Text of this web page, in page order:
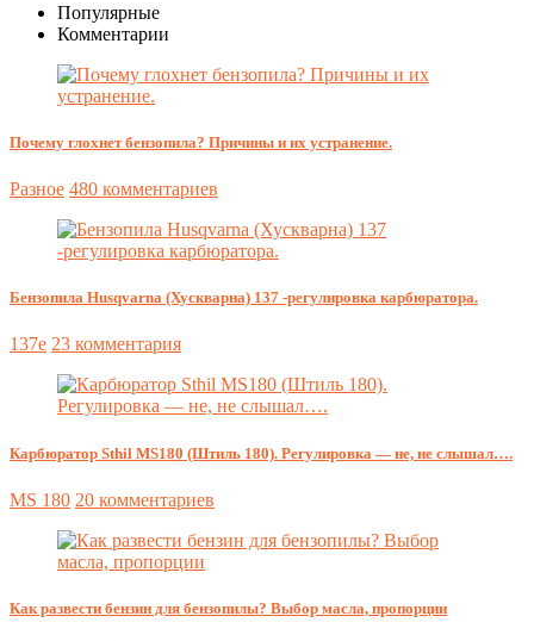
Популярные
Комментарии
Почему глохнет бензопила? Причины и их устранение.
Разное 480 комментариев
Бензопила Husqvarna (Хускварна) 137 -регулировка карбюратора.
137e 23 комментария
Карбюратор Sthil MS180 (Штиль 180). Регулировка — не, не слышал….
MS 180 20 комментариев
Как развести бензин для бензопилы? Выбор масла, пропорции